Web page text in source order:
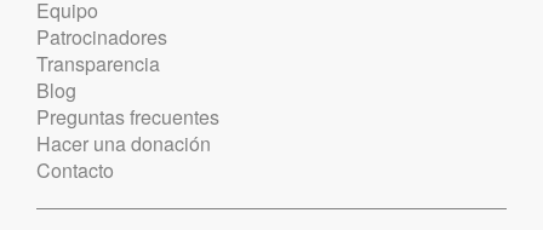
Equipo
Patrocinadores
Transparencia
Blog
Preguntas frecuentes
Hacer una donación
Contacto